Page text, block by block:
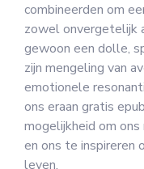
combineerden om
zowel onvergetelijk
gewoon een dolle,
zijn mengeling van
emotionele
ons eraan gratis
mogelijkheid om
en ons te inspireren
leven.